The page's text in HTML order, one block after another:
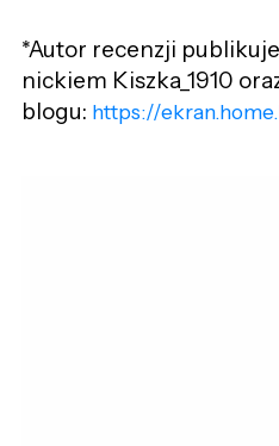
*Autor recenzji
nickiem Kiszka_1910
blogu: https://